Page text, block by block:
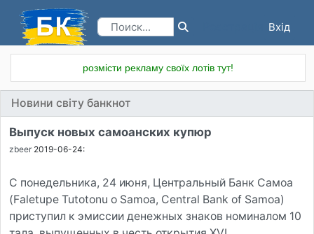
Вхід
розмісти рекламу своїх лотів тут!
Новини світу банкнот
Выпуск новых самоанских купюр
zbeer 2019-06-24:
С понедельника, 24 июня, Центральный Банк Самоа
(Faletupe Tutotonu o Samoa, Central Bank of Samoa)
приступил к эмиссии денежных знаков номиналом 10